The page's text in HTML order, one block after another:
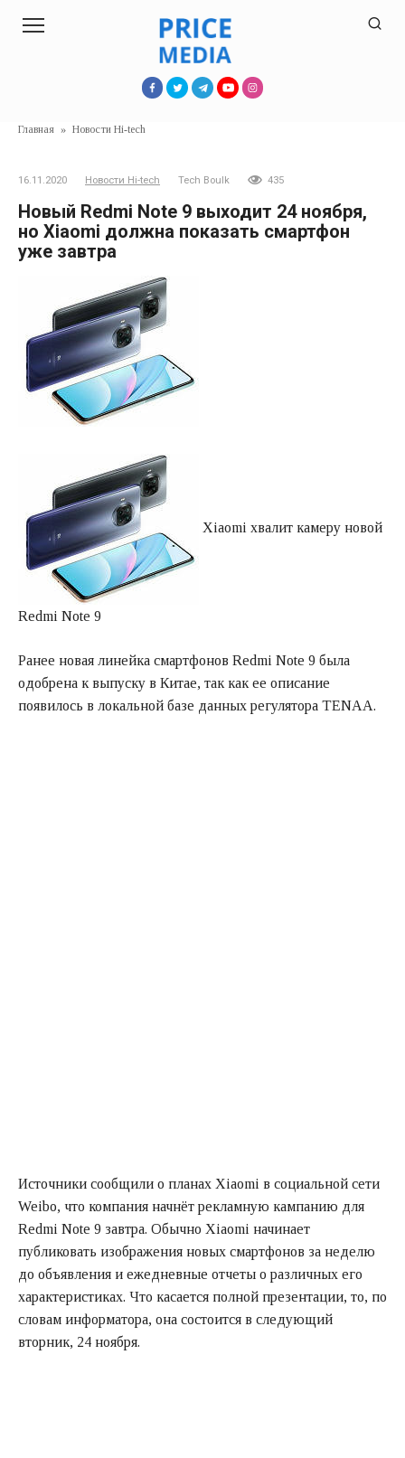
Главная » Новости Hi-tech
16.11.2020 Новости Hi-tech Tech Boulk 435
Новый Redmi Note 9 выходит 24 ноября,
но Xiaomi должна показать смартфон
уже завтра
Xiaomi хвалит камеру новой
Redmi Note 9
Ранее новая линейка смартфонов Redmi Note 9 была
одобрена к выпуску в Китае, так как ее описание
появилось в локальной базе данных регулятора TENAA.
Источники сообщили о планах Xiaomi в социальной сети
Weibo, что компания начнёт рекламную кампанию для
Redmi Note 9 завтра. Обычно Xiaomi начинает
публиковать изображения новых смартфонов за неделю
до объявления и ежедневные отчеты о различных его
характеристиках. Что касается полной презентации, то, по
словам информатора, она состоится в следующий
вторник, 24 ноября.